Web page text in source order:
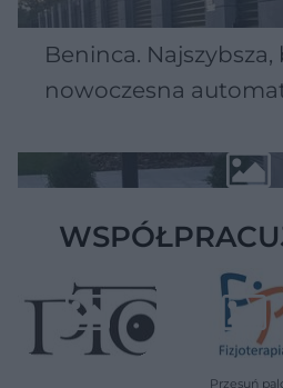
Beninca.
nowoczesna